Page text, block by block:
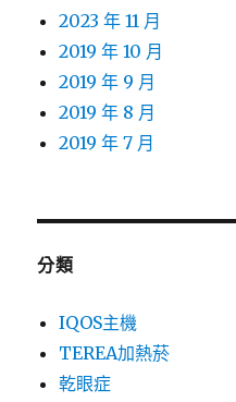
2023 年 11 月
2019 年 10 月
2019 年 9 月
2019 年 8 月
2019 年 7 月
分類
IQOS主機
TEREA加熱菸
乾眼症